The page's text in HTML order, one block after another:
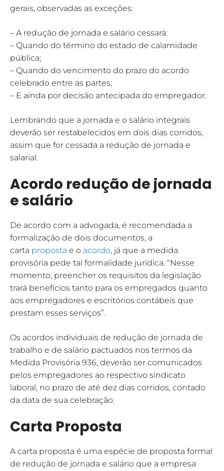
gerais, observadas as exceções:
– A redução de jornada e salário cessará:
– Quando do término do estado de calamidade
pública;
– Quando do vencimento do prazo do acordo
celebrado entre as partes;
– E ainda por decisão antecipada do empregador.
Lembrando que a jornada e o salário integrais
deverão ser restabelecidos em dois dias corridos,
assim que for cessada a redução de jornada e
salarial.
Acordo redução de jornada
e salário
De acordo com a advogada, é recomendada a
formalização de dois documentos, a
carta proposta e o acordo, já que a medida
provisória pede tal formalidade jurídica. “Nesse
momento, preencher os requisitos da legislação
trará benefícios tanto para os empregados quanto
aos empregadores e escritórios contábeis que
prestam esses serviços”.
Os acordos individuais de redução de jornada de
trabalho e de salário pactuados nos termos da
Medida Provisória 936, deverão ser comunicados
pelos empregadores ao respectivo sindicato
laboral, no prazo de até dez dias corridos, contado
da data de sua celebração.
Carta Proposta
A carta proposta é uma espécie de proposta formal
de redução de jornada e salário que a empresa